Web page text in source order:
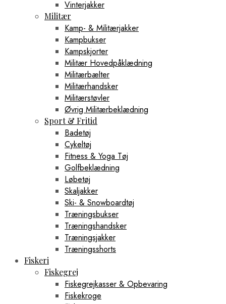
Vinterjakker
Militær
Kamp- & Militærjakker
Kampbukser
Kampskjorter
Militær Hovedpåklædning
Militærbælter
Militærhandsker
Militærstøvler
Øvrig Militærbeklædning
Sport & Fritid
Badetøj
Cykeltøj
Fitness & Yoga Tøj
Golfbeklædning
Løbetøj
Skaljakker
Ski- & Snowboardtøj
Træningsbukser
Træningshandsker
Træningsjakker
Træningsshorts
Fiskeri
Fiskegrej
Fiskegrejkasser & Opbevaring
Fiskekroge